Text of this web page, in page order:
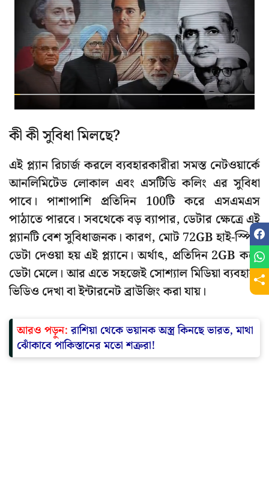
কী কী সুবিধা মিলছে?
এই প্ল্যান রিচার্জ করলে ব্যবহারকারীরা সমস্ত নেটওয়ার্কে
আনলিমিটেড লোকাল এবং এসটিডি কলিং এর সুবিধা
পাবে। পাশাপাশি প্রতিদিন 100টি করে এসএমএস
পাঠাতে পারবে। সবথেকে বড় ব্যাপার, ডেটার ক্ষেত্রে এই
প্ল্যানটি বেশ সুবিধাজনক। কারণ, মোট 72GB হাই-স্পিড
ডেটা দেওয়া হয় এই প্ল্যানে। অর্থাৎ, প্রতিদিন 2GB করে
ডেটা মেলে। আর এতে সহজেই সোশ্যাল মিডিয়া ব্যবহার,
ভিডিও দেখা বা ইন্টারনেট ব্রাউজিং করা যায়।
আরও পড়ুন:রাশিয়া থেকে ভয়ানক অস্ত্র কিনছে ভারত, মাথা
ঝোঁকাবে পাকিস্তানের মতো শত্রুরা!